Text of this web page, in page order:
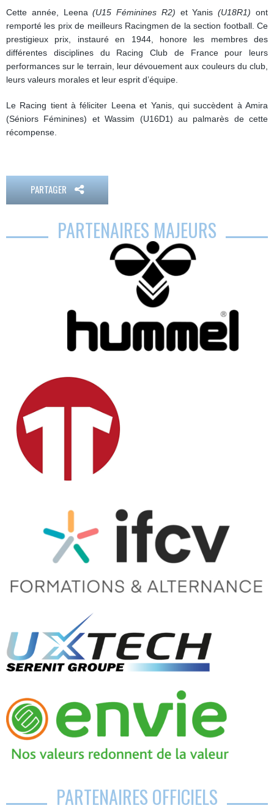
Cette année, Leena(U15 Féminines R2) et Yanis(U18R1) ont
remporté les prix de meilleurs Racingmen de la section football. Ce
prestigieux prix, instauré en 1944, honore les membres des
différentes disciplines du Racing Club de France pour leurs
performances sur le terrain, leur dévouement aux couleurs du club,
leurs valeurs morales et leur esprit d’équipe.
Le Racing tient à féliciter Leena et Yanis, qui succèdent à Amira
(Séniors Féminines) et Wassim (U16D1) au palmarès de cette
récompense.
PARTAGER
PARTENAIRES MAJEURS
PARTENAIRES OFFICIELS